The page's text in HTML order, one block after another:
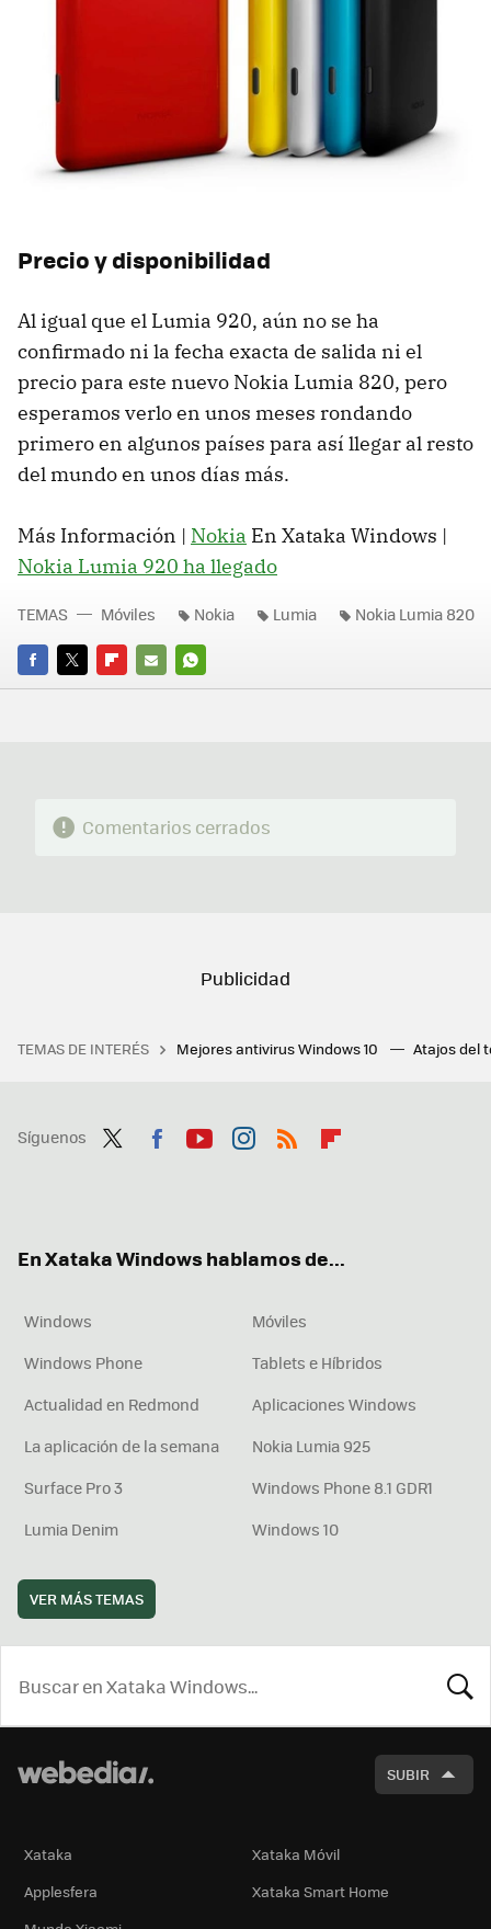
Precio y disponibilidad
Al igual que el Lumia 920, aún no se ha
confirmado ni la fecha exacta de salida ni el
precio para este nuevo Nokia Lumia 820, pero
esperamos verlo en unos meses rondando
primero en algunos países para así llegar al resto
del mundo en unos días más.
Más Información | Nokia En Xataka Windows |
Nokia Lumia 920 ha llegado
FACEBOOK
TWITTERFLIPBOARD
E-
WHATSAPP
TEMAS Móviles Nokia Lumia Nokia Lumia 820
Comentarios cerrados
TEMAS DE INTERÉS Mejores antivirus Windows 10 Atajos del
Síguenos
En Xataka Windows hablamos de...
Windows
Móviles
Windows Phone
Tablets e Híbridos
Actualidad en Redmond
Aplicaciones Windows
La aplicación de la semana
Nokia Lumia 925
Surface Pro 3
Windows Phone 8.1 GDR1
Lumia Denim
Windows 10
VER MÁS TEMAS
SUBIR
Xataka
Xataka Móvil
Applesfera
Xataka Smart Home